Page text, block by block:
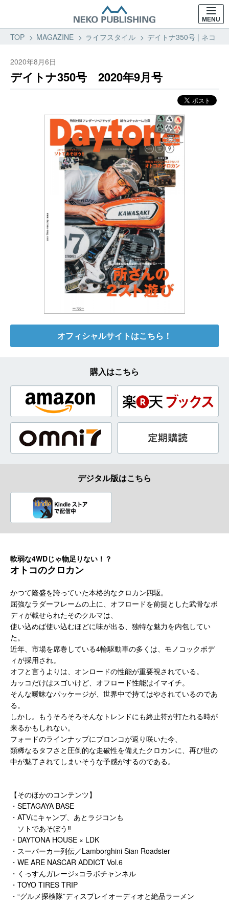
MENU
TOP MAGAZINE ライフスタイル デイトナ350号 | ネコ・
2020年8月6日
デイトナ350号 2020年9月号
オフィシャルサイトはこちら！
購入はこちら
デジタル版はこちら
軟弱な4WDじゃ物足りない！？
オトコのクロカン
かつて隆盛を誇っていた本格的なクロカン四駆。
屈強なラダーフレームの上に、オフロードを前提とした武骨なボ
ディが載せられたそのクルマは、
使い込めば使い込むほどに味が出る、独特な魅力を内包してい
た。
近年、市場を席巻している4輪駆動車の多くは、モノコックボデ
ィが採用され。
オフと言うよりは、オンロードの性能が重要視されている。
カッコだけはスゴいけど、オフロード性能はイマイチ。
そんな曖昧なパッケージが、世界中で持てはやされているのであ
る。
しかし。もうそろそろそんなトレンドにも終止符が打たれる時が
来るかもしれない。
フォードのラインナップにブロンコが返り咲いた今、
類稀なるタフさと圧倒的な走破性を備えたクロカンに、再び世の
中が魅了されてしまいそうな予感がするのである。
【そのほかのコンテンツ】
・SETAGAYA BASE
・ATVにキャンプ、あとラジコンも
ソトであそぼう‼
・DAYTONA HOUSE × LDK
・スーパーカー列伝／Lamborghini Sian Roadster
・WE ARE NASCAR ADDICT Vol.6
・くっすんガレージ×コラボチャンネル
・TOYO TIRES TRIP
・“グルメ探検隊”ディスプレイオーディオと絶品ラーメン